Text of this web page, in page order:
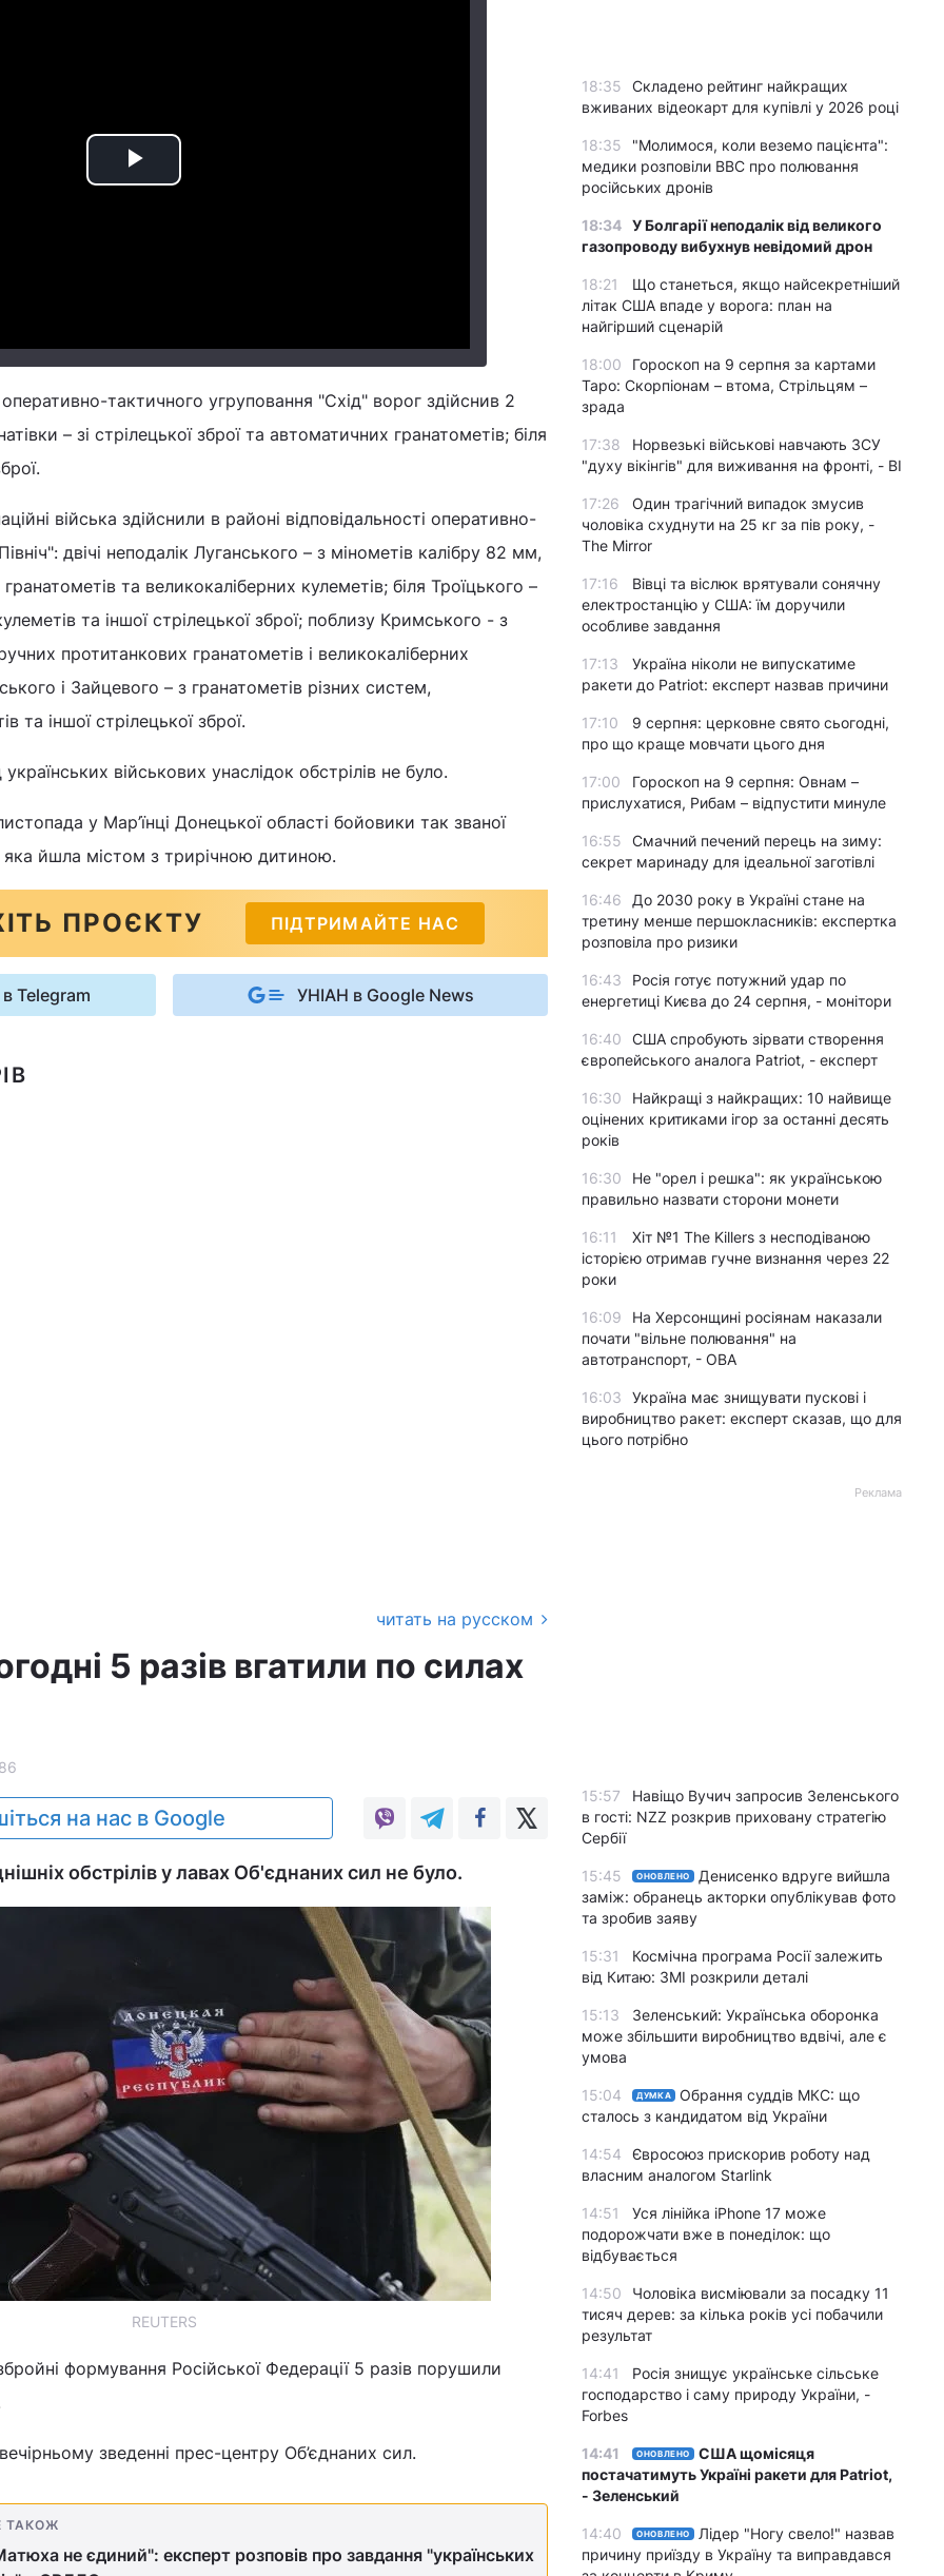
Play
оперативно-тактичного угруповання "Схід" ворог здійснив 2
– зі стрілецької зброї та автоматичних гранатометів; біля
війська здійснили в районі відповідальності оперативно-
двічі неподалік Луганського – з мінометів калібру 82 мм,
та великокаліберних кулеметів; біля Троїцького –
та іншої стрілецької зброї; поблизу Кримського - з
протитанкових гранатометів і великокаліберних
і Зайцевого – з гранатометів різних систем,
та іншої стрілецької зброї.
військових унаслідок обстрілів не було.
у Мар’їнці Донецької області бойовики так званої
яка йшла містом з трирічною дитиною.
ПРОЄКТУ ПІДТРИМАЙТЕ НАС
Telegram УНІАН в Google News
читать на русском
5 разів вгатили по силах
на нас в Google
обстрілів у лавах Об'єднаних сил не було.
REUTERS
формування Російської Федерації 5 разів порушили
зведенні прес-центру Об’єднаних сил.
ТАКОЖ
не єдиний": експерт розповів про завдання "українських
18:35
Складено рейтинг найкращих
вживаних відеокарт для купівлі у 2026 році
18:35
"Молимося, коли веземо пацієнта":
медики розповіли BBC про полювання
російських дронів
18:34 У Болгарії неподалік від великого
газопроводу вибухнув невідомий дрон
18:21
Що станеться, якщо найсекретніший
літак США впаде у ворога: план на
найгірший сценарій
18:00
Гороскоп на 9 серпня за картами
Таро: Скорпіонам – втома, Стрільцям –
зрада
17:38
Норвезькі військові навчають ЗСУ
"духу вікінгів" для виживання на фронті, - BI
17:26
Один трагічний випадок змусив
чоловіка схуднути на 25 кг за пів року, -
The Mirror
17:16
Вівці та віслюк врятували сонячну
електростанцію у США: їм доручили
особливе завдання
17:13
Україна ніколи не випускатиме
ракети до Patriot: експерт назвав причини
17:10
9 серпня: церковне свято сьогодні,
про що краще мовчати цього дня
17:00
Гороскоп на 9 серпня: Овнам –
прислухатися, Рибам – відпустити минуле
16:55
Смачний печений перець на зиму:
секрет маринаду для ідеальної заготівлі
16:46
До 2030 року в Україні стане на
третину менше першокласників: експертка
розповіла про ризики
16:43
Росія готує потужний удар по
енергетиці Києва до 24 серпня, - монітори
16:40
США спробують зірвати створення
європейського аналога Patriot, - експерт
16:30
Найкращі з найкращих: 10 найвище
оцінених критиками ігор за останні десять
років
16:30
Не "орел і решка": як українською
правильно назвати сторони монети
16:11
Хіт №1 The Killers з несподіваною
історією отримав гучне визнання через 22
роки
16:09
На Херсонщині росіянам наказали
почати "вільне полювання" на
автотранспорт, - ОВА
16:03
Україна має знищувати пускові і
виробництво ракет: експерт сказав, що для
цього потрібно
Реклама
15:57
Навіщо Вучич запросив Зеленського
в гості: NZZ розкрив приховану стратегію
Сербії
15:45 ОНОВЛЕНО
Денисенко вдруге вийшла
заміж: обранець акторки опублікував фото
та зробив заяву
15:31
Космічна програма Росії залежить
від Китаю: ЗМІ розкрили деталі
15:13
Зеленський: Українська оборонка
може збільшити виробництво вдвічі, але є
умова
15:04 ДУМКА
Обрання суддів МКС: що
сталось з кандидатом від України
14:54
Євросоюз прискорив роботу над
власним аналогом Starlink
14:51
Уся лінійка iPhone 17 може
подорожчати вже в понеділок: що
відбувається
14:50
Чоловіка висміювали за посадку 11
тисяч дерев: за кілька років усі побачили
результат
14:41
Росія знищує українське сільське
господарство і саму природу України, -
Forbes
14:41 ОНОВЛЕНО
США щомісяця
постачатимуть Україні ракети для Patriot,
- Зеленський
14:40 ОНОВЛЕНО
Лідер "Ногу свело!" назвав
причину приїзду в Україну та виправдався